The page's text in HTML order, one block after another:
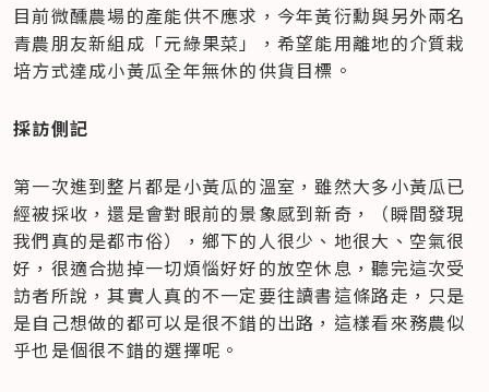
目前微醺農場的產能供不應求，今年黃衍勳與另外兩名
青農朋友新組成「元綠果菜」，希望能用離地的介質栽
培方式達成小黃瓜全年無休的供貨目標。
採訪側記
第一次進到整片都是小黃瓜的溫室，雖然大多小黃瓜已
經被採收，還是會對眼前的景象感到新奇，（瞬間發現
我們真的是都市俗），鄉下的人很少、地很大、空氣很
好，很適合拋掉一切煩惱好好的放空休息，聽完這次受
訪者所說，其實人真的不一定要往讀書這條路走，只是
是自己想做的都可以是很不錯的出路，這樣看來務農似
乎也是個很不錯的選擇呢。